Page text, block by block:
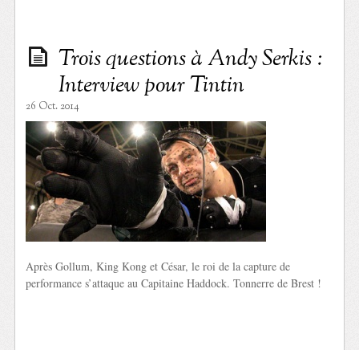
Trois questions à Andy Serkis :
Interview pour Tintin
26 Oct. 2014
Après Gollum, King Kong et César, le roi de la capture de
performance s’attaque au Capitaine Haddock. Tonnerre de Brest !